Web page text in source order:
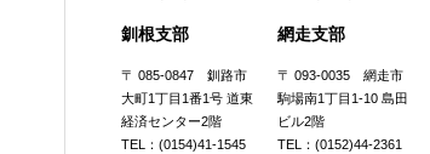
釧根支部 網走支部
〒 085-0847 釧路市
大町1丁目1番1号 道東
経済センター2階
TEL：(0154)41-1545
〒 093-0035 網走市
駒場南1丁目1-10 島田
ビル2階
TEL：(0152)44-2361